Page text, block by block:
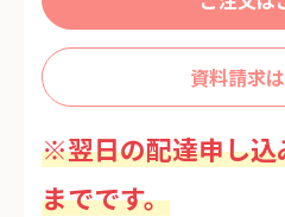
資料請求
※翌日の配達申し
までです。